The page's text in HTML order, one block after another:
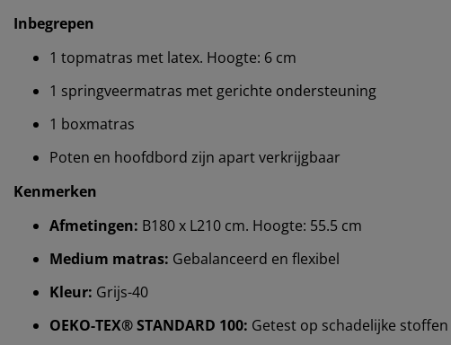
Inbegrepen
1 topmatras met latex. Hoogte: 6 cm
1 springveermatras met gerichte ondersteuning
1 boxmatras
Poten en hoofdbord zijn apart verkrijgbaar
Kenmerken
Afmetingen: B180 x L210 cm. Hoogte: 55.5 cm
Medium matras: Gebalanceerd en flexibel
Kleur: Grijs-40
OEKO-TEX® STANDARD 100: Getest op schadelijke stoffen